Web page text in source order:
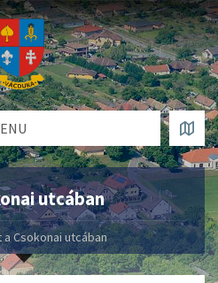
utcában
Csokonai utcában